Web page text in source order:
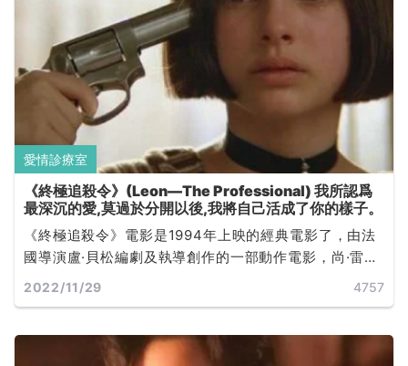
愛情診療室
《終極追殺令》(Leon—The Professional) 我所認爲
最深沉的愛,莫過於分開以後,我將自己活成了你的樣子。
《終極追殺令》電影是1994年上映的經典電影了，由法
國導演盧·貝松編劇及執導創作的一部動作電影，尚·雷諾
及娜塔麗·波曼主演，該片獲 1994 年凱撒獎 7 項提名，
2022/11/29 4757